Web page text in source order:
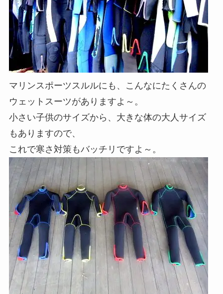
マリンスポーツスルルにも、こんなにたくさんの
ウェットスーツがありますよ～。
小さい子供のサイズから、大きな体の大人サイズ
もありますので、
これで寒さ対策もバッチリですよ～。